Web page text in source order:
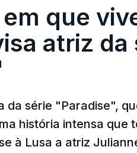
que
atriz da
da série "Paradise",
história intensa que
à Lusa a atriz